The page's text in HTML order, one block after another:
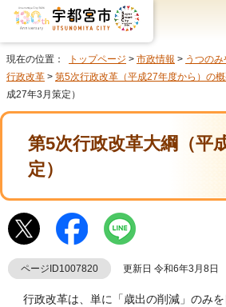
現在の位置： トップページ > 市政情報 > うつの
行政改革 > 第5次行政改革（平成27年度から）の
成27年3月策定）
第5次行政改革大綱（平
定）
ページID1007820 更新日 令和6年3月8日
行政改革は、単に「歳出の削減」のみを